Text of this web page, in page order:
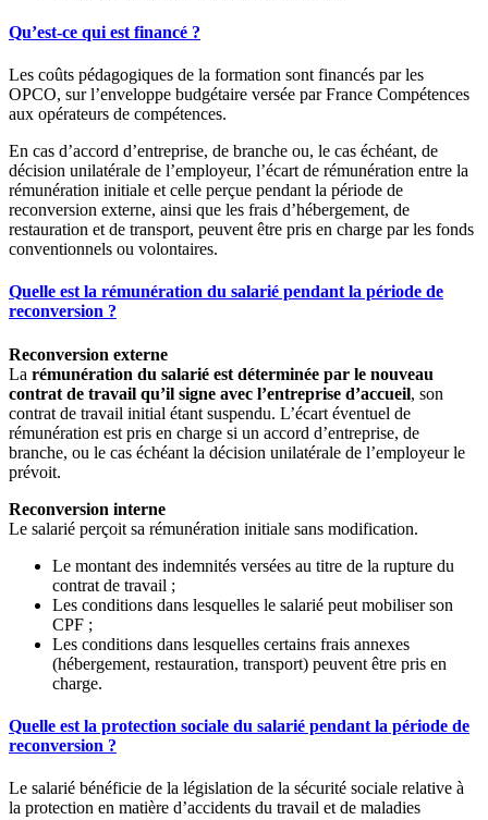
Qu’est-ce qui est financé ?
Les coûts pédagogiques de la formation sont financés par les
OPCO, sur l’enveloppe budgétaire versée par France Compétences
aux opérateurs de compétences.
En cas d’accord d’entreprise, de branche ou, le cas échéant, de
décision unilatérale de l’employeur, l’écart de rémunération entre la
rémunération initiale et celle perçue pendant la période de
reconversion externe, ainsi que les frais d’hébergement, de
restauration et de transport, peuvent être pris en charge par les fonds
conventionnels ou volontaires.
Quelle est la rémunération du salarié pendant la période de
reconversion ?
Reconversion externe
La rémunération du salarié est déterminée par le nouveau
contrat de travail qu’il signe avec l’entreprise d’accueil, son
contrat de travail initial étant suspendu. L’écart éventuel de
rémunération est pris en charge si un accord d’entreprise, de
branche, ou le cas échéant la décision unilatérale de l’employeur le
prévoit.
Reconversion interne
Le salarié perçoit sa rémunération initiale sans modification.
Le montant des indemnités versées au titre de la rupture du
contrat de travail ;
Les conditions dans lesquelles le salarié peut mobiliser son
CPF ;
Les conditions dans lesquelles certains frais annexes
(hébergement, restauration, transport) peuvent être pris en
charge.
Quelle est la protection sociale du salarié pendant la période de
reconversion ?
Le salarié bénéficie de la législation de la sécurité sociale relative à
la protection en matière d’accidents du travail et de maladies